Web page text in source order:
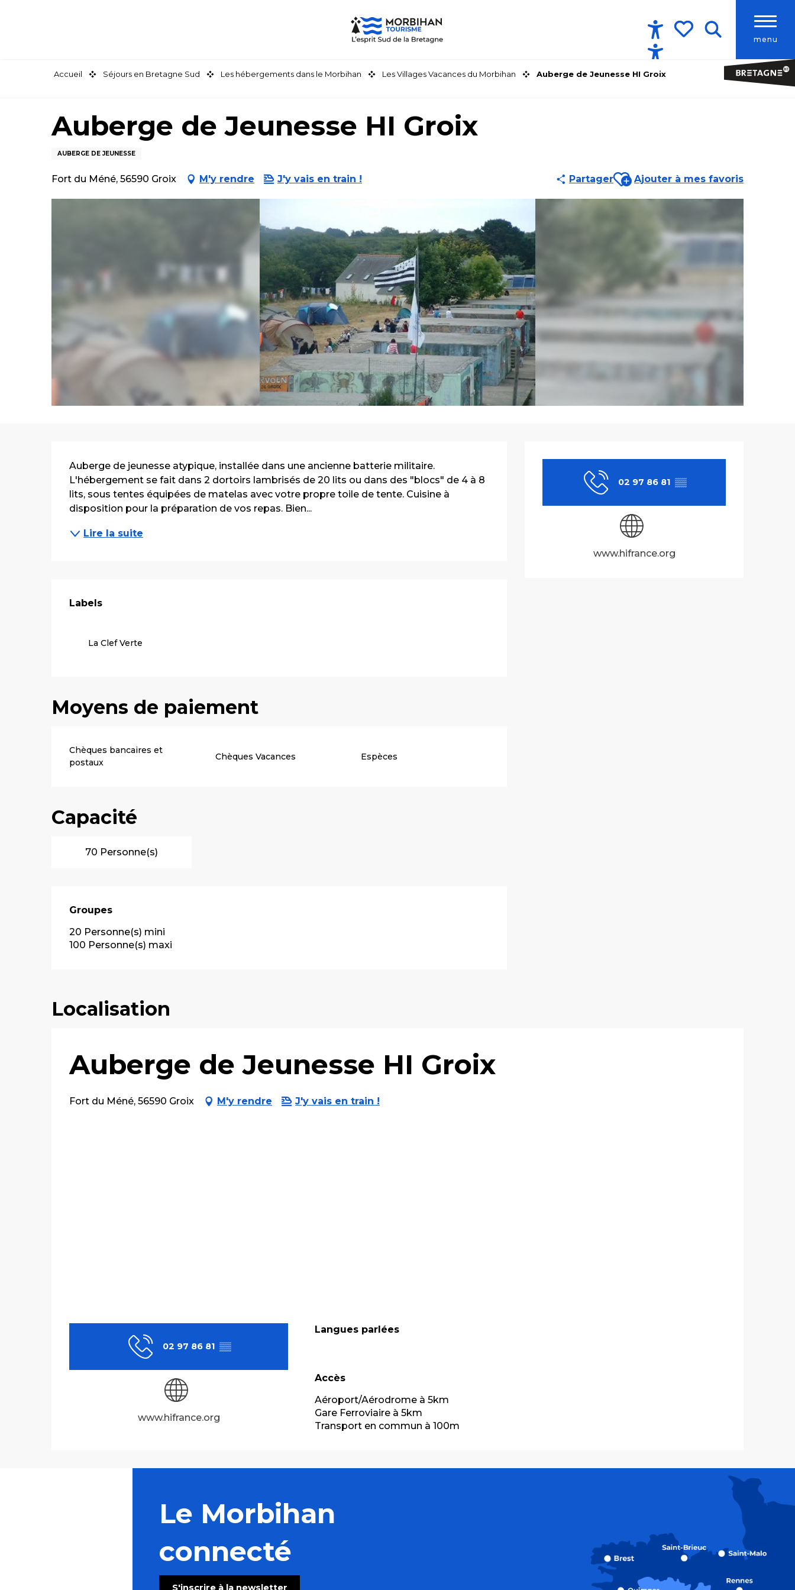
menu
Accessibilité
Accueil Séjours en Bretagne Sud Les hébergements dans le Morbihan Les Villages Vacances du Morbihan Auberge de Jeunesse HI Groix
Auberge de Jeunesse HI Groix
AUBERGE DE JEUNESSE
Fort du Méné, 56590 Groix M'y rendre J'y vais en train ! PartagerAjouter aux favoris
Ajouter à mes favoris
Ouverture et
02 97 86 81 ▒▒
www.hifrance.org
Description
Auberge de jeunesse atypique, installée dans une ancienne batterie militaire.
L'hébergement se fait dans 2 dortoirs lambrisés de 20 lits ou dans des "blocs" de 4 à 8
lits, sous tentes équipées de matelas avec votre propre toile de tente. Cuisine à
disposition pour la préparation de vos repas. Bien...
Lire la suite
Offres de prestations
Labels
Labels
La Clef Verte
Moyens de paiement
Chèques bancaires et
postaux
Chèques Vacances Espèces
Capacité
70 Personne(s)
Groupes
Groupes
20 Personne(s) mini
100 Personne(s) maxi
Localisation
Auberge de Jeunesse HI Groix
Fort du Méné, 56590 Groix M'y rendre J'y vais en train !
02 97 86 81 ▒▒
www.hifrance.org
Langues parlées
Langues parlées
Accès
Accès
Aéroport/Aérodrome à 5km
Gare Ferroviaire à 5km
Transport en commun à 100m
Le Morbihan
connecté
S'inscrire à la newsletter